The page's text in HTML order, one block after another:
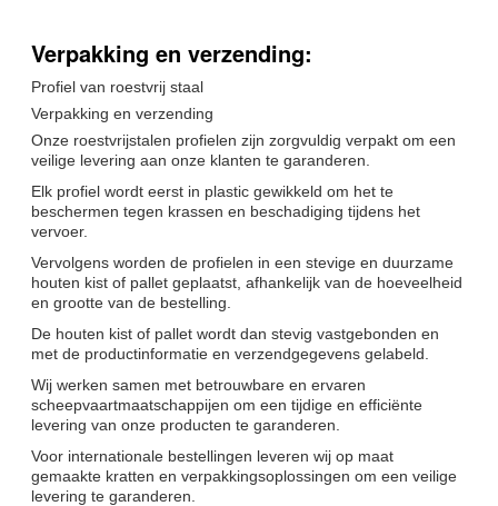
Verpakking en verzending:
Profiel van roestvrij staal
Verpakking en verzending
Onze roestvrijstalen profielen zijn zorgvuldig verpakt om een
veilige levering aan onze klanten te garanderen.
Elk profiel wordt eerst in plastic gewikkeld om het te
beschermen tegen krassen en beschadiging tijdens het
vervoer.
Vervolgens worden de profielen in een stevige en duurzame
houten kist of pallet geplaatst, afhankelijk van de hoeveelheid
en grootte van de bestelling.
De houten kist of pallet wordt dan stevig vastgebonden en
met de productinformatie en verzendgegevens gelabeld.
Wij werken samen met betrouwbare en ervaren
scheepvaartmaatschappijen om een tijdige en efficiënte
levering van onze producten te garanderen.
Voor internationale bestellingen leveren wij op maat
gemaakte kratten en verpakkingsoplossingen om een veilige
levering te garanderen.